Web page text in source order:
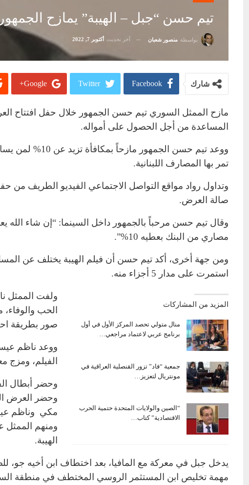
تيم حسن “جبل – الهيبة” يمازح
بواسطة منصور شعبان آخر تحديث أكتوبر 7, 2022
شارك Facebook
Twitter
Google+
مازح الممثل السوري تيم حسن الجمهور خلال حفل افتتاح
المساعدة من أجل الحصول على أمواله.
ووعد تيم حسن
تمر بها المصارف اللبنانية.
وتداول رواد مواقع التواصل الاجتماعي الفيديو الطريف من
صالة العرض.
وقال تيم حسن مرحباً بالجمهور داخل السينما: “إن شاء الله
مصاري من البنك بعطيه 10%”.
ومن جهة أخرى، أكد تيم حسن أن فيلم الهيبة يختلف عن
استمرت على مدار 5 أجزاء منه.
المزيد من المشاركات
منال متولي تحصد المركز الأول في أول
برنامج عربي لاعتماد مراجعي…
جمعية “فاد” تزور القنصلية العراقية في
مونتريال لتعزيز…
“الصين والولايات المتحدة حتمية الحرب
الاقتصادية” كتاب…
ولفت الممثل
الحب
صور بطريقة
ووعد ناظم
الفيلم، ومزج
وحضر أبطال
وحضر العرض
مكي وناظم
ومنهم الممثل
الهيبة.
يدخل جبل في معركة مع المافيا، بعد اختطاف ابن أخيه جو،
مهمة تخليص ابن المستثمر الروسي المختطف في منطقة